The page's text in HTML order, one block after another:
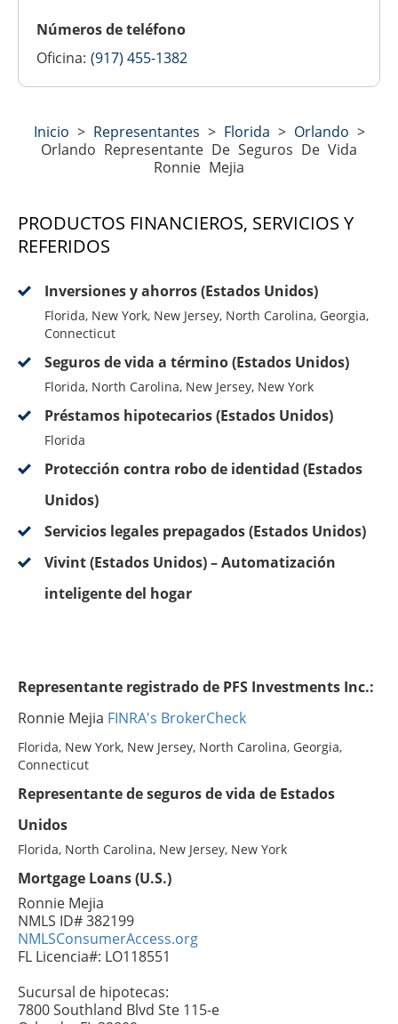
Números de teléfono
Oficina: (917) 455-1382
Inicio > Representantes > Florida > Orlando >
Orlando Representante De Seguros De Vida
Ronnie Mejia
PRODUCTOS FINANCIEROS, SERVICIOS Y
REFERIDOS
Inversiones y ahorros (Estados Unidos)
Florida, New York, New Jersey, North Carolina, Georgia,
Connecticut
Seguros de vida a término (Estados Unidos)
Florida, North Carolina, New Jersey, New York
Préstamos hipotecarios (Estados Unidos)
Florida
Protección contra robo de identidad (Estados
Unidos)
Servicios legales prepagados (Estados Unidos)
Vivint (Estados Unidos) – Automatización
inteligente del hogar
Representante registrado de PFS Investments Inc.:
Ronnie Mejia FINRA's BrokerCheck
Florida, New York, New Jersey, North Carolina, Georgia,
Connecticut
Representante de seguros de vida de Estados
Unidos
Florida, North Carolina, New Jersey, New York
Mortgage Loans (U.S.)
Ronnie Mejia
NMLS ID# 382199
NMLSConsumerAccess.org
FL Licencia#: LO118551
Sucursal de hipotecas:
7800 Southland Blvd Ste 115-e